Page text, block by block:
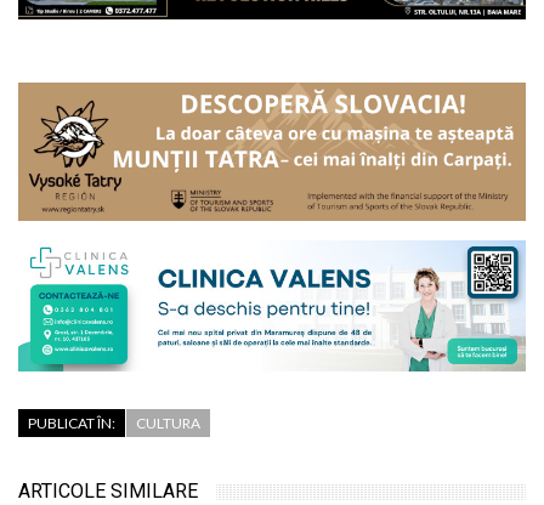
PUBLICAT ÎN: CULTURA
ARTICOLE SIMILARE